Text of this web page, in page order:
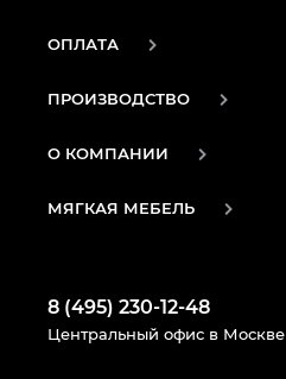
ОПЛАТА
ПРОИЗВОДСТВО
О КОМПАНИИ
МЯГКАЯ МЕБЕЛЬ
8 (495) 230-12-48
Центральный офис в Москве